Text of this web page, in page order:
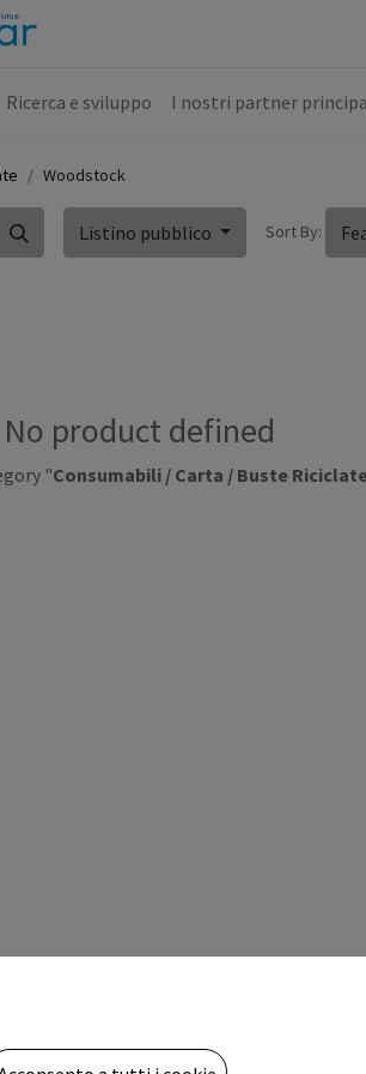
Ricerca e sviluppo I nostri partner
Woodstock
Listino pubblico Sort By:
No product defined
"Consumabili / Carta / Buste